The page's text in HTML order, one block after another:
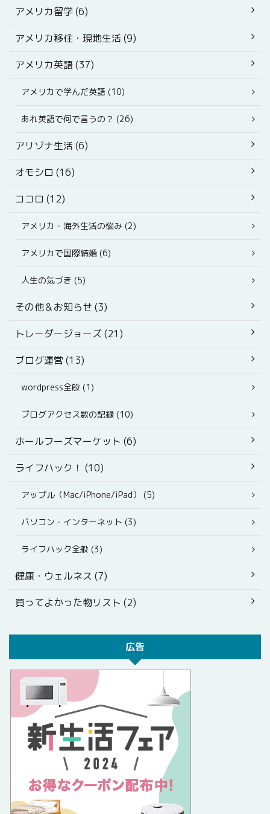
アメリカ留学 (6)
アメリカ移住・現地生活 (9)
アメリカ英語 (37)
アメリカで学んだ英語 (10)
あれ英語で何で言うの？ (26)
アリゾナ生活 (6)
オモシロ (16)
ココロ (12)
アメリカ・海外生活の悩み (2)
アメリカで国際結婚 (6)
人生の気づき (5)
その他＆お知らせ (3)
トレーダージョーズ (21)
ブログ運営 (13)
wordpress全般 (1)
ブログアクセス数の記録 (10)
ホールフーズマーケット (6)
ライフハック！ (10)
アップル（Mac/iPhone/iPad） (5)
パソコン・インターネット (3)
ライフハック全般 (3)
健康・ウェルネス (7)
買ってよかった物リスト (2)
広告